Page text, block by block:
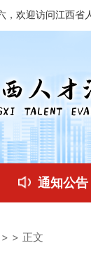
，欢迎访问江西省
通知公告
> > 正文